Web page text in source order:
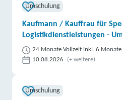
Umschulung
Kaufmann / Kauffrau für
Logistikdienstleistungen -
24 Monate Vollzeit inkl. 6
10.08.2026
(+ weitere)
Umschulung